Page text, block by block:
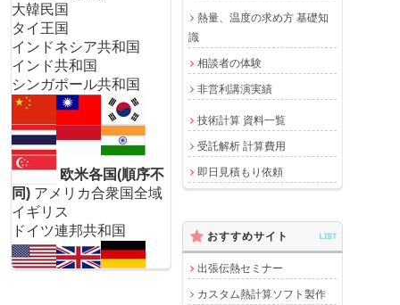
熱量、温度の求め方 基礎知
識
相談者の体験
非営利講演実績
技術計算 資料一覧
受託解析 計算費用
即日見積もり依頼
大韓民国
タイ王国
インドネシア共和国
インド共和国
シンガポール共和国
欧米各国(順序不
同) アメリカ合衆国全域
イギリス
ドイツ連邦共和国
おすすめサイト LIST
出張伝熱セミナー
カスタム熱計算ソフト製作